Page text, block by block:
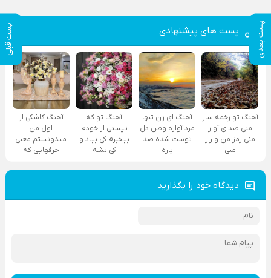
پست بعدی پست قبلی پست های پیشنهادی
آهنگ تو زخمه ساز
منی صدای آواز
منی رمز من و راز
منی
آهنگ ای زن تنها
مرد آواره وطن دل
توست شده صد
پاره
آهنگ تو که
نیستی از خودم
بیخبرم کی بیاد و
کی بشه
آهنگ کاشکی از
اول من
میدونستم معنی
حرفهایی که
دیدگاه خود را بگذارید